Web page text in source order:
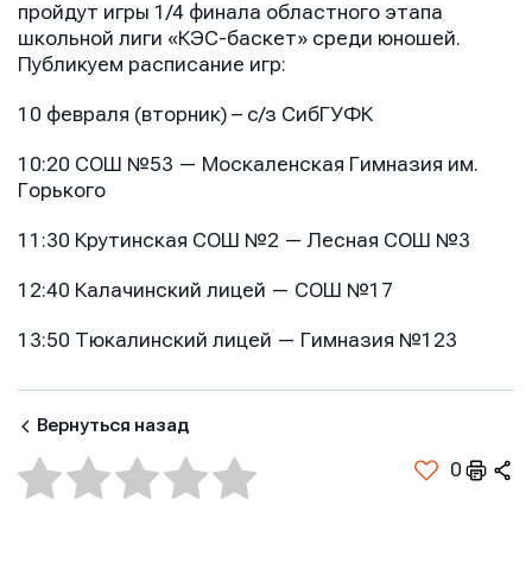
пройдут игры 1/4 финала областного этапа
школьной лиги «КЭС-баскет» среди юношей.
Публикуем расписание игр:
10 февраля (вторник) – с/з СибГУФК
10:20 СОШ №53 — Москаленская Гимназия им.
Горького
11:30 Крутинская СОШ №2 — Лесная СОШ №3
12:40 Калачинский лицей — СОШ №17
13:50 Тюкалинский лицей — Гимназия №123
Вернуться назад
0
Имя
Имя